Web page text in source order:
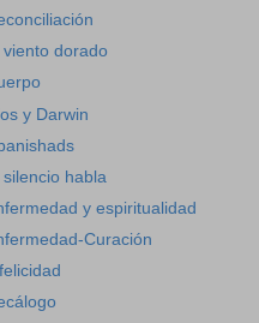
viento dorado
y Darwin
silencio habla
y espiritualidad
Curación